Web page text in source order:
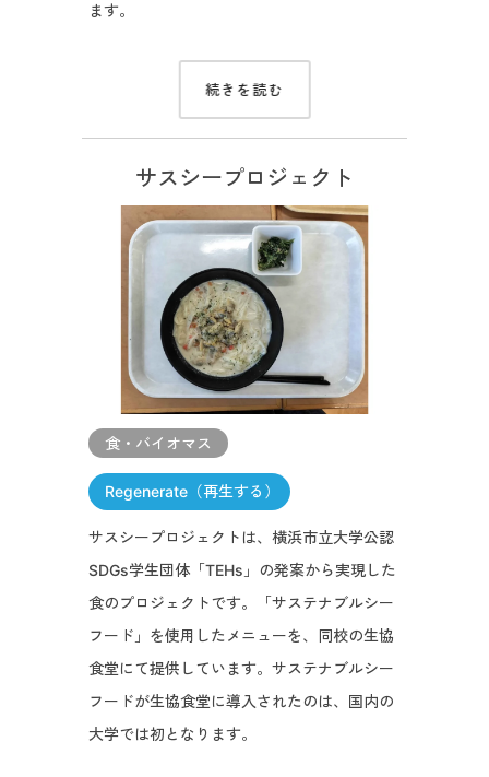
ます。
続きを読む
サスシープロジェクト
食・バイオマス
Regenerate（再生する）
サスシープロジェクトは、横浜市立大学公認
SDGs学生団体「TEHs」の発案から実現した
食のプロジェクトです。「サステナブルシー
フード」を使用したメニューを、同校の生協
食堂にて提供しています。サステナブルシー
フードが生協食堂に導入されたのは、国内の
大学では初となります。